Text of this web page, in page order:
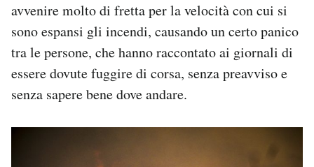
avvenire molto di fretta per la velocità con cui si
sono espansi gli incendi, causando un certo panico
tra le persone, che hanno raccontato ai giornali di
essere dovute fuggire di corsa, senza preavviso e
senza sapere bene dove andare.